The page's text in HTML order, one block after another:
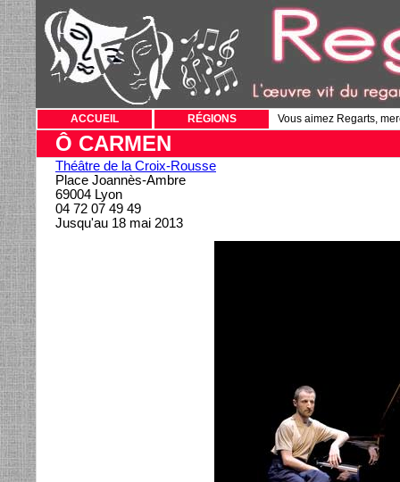
ACCUEIL RÉGIONS Vous aimez Regarts,
Ô CARMEN
Théâtre de la Croix-Rousse
Place Joannès-Ambre
69004 Lyon
04 72 07 49 49
Jusqu'au 18 mai 2013